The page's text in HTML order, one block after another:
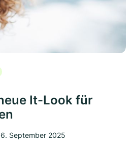
It-Look für
September 2025